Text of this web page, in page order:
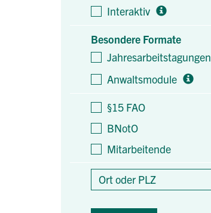
Interaktiv
Besondere Formate
Jahresarbeitstagungen
Anwaltsmodule
§15 FAO
BNotO
Mitarbeitende